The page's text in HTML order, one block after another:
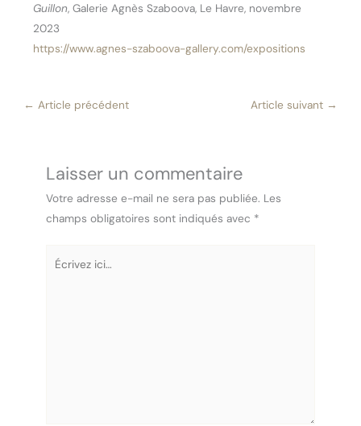
Guillon, Galerie Agnès Szaboova, Le Havre, novembre
2023
https://www.agnes-szaboova-gallery.com/expositions
← Article précédent Article suivant →
Laisser un commentaire
Votre adresse e-mail ne sera pas publiée. Les
champs obligatoires sont indiqués avec *